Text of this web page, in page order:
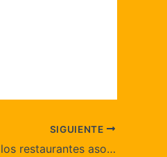
SIGUIENTE
¿Qué protocolos de seguridad aplican los restaurantes asociados?